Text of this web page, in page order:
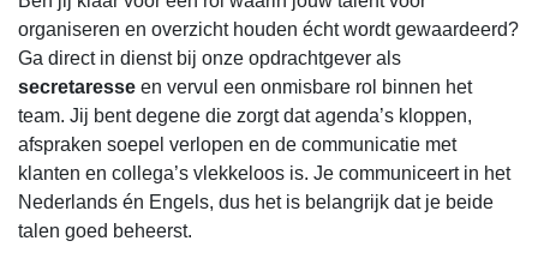
organiseren en overzicht houden écht wordt gewaardeerd?
Ga direct in dienst bij onze opdrachtgever als
secretaresse en vervul een onmisbare rol binnen het
team. Jij bent degene die zorgt dat agenda’s kloppen,
afspraken soepel verlopen en de communicatie met
klanten en collega’s vlekkeloos is. Je communiceert in het
Nederlands én Engels, dus het is belangrijk dat je beide
talen goed beheerst.